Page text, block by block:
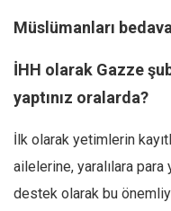
Müslümanları
İHH olarak Gazze
yaptınız oralarda?
İlk olarak yetimlerin
ailelerine, yaralılara para
destek olarak bu